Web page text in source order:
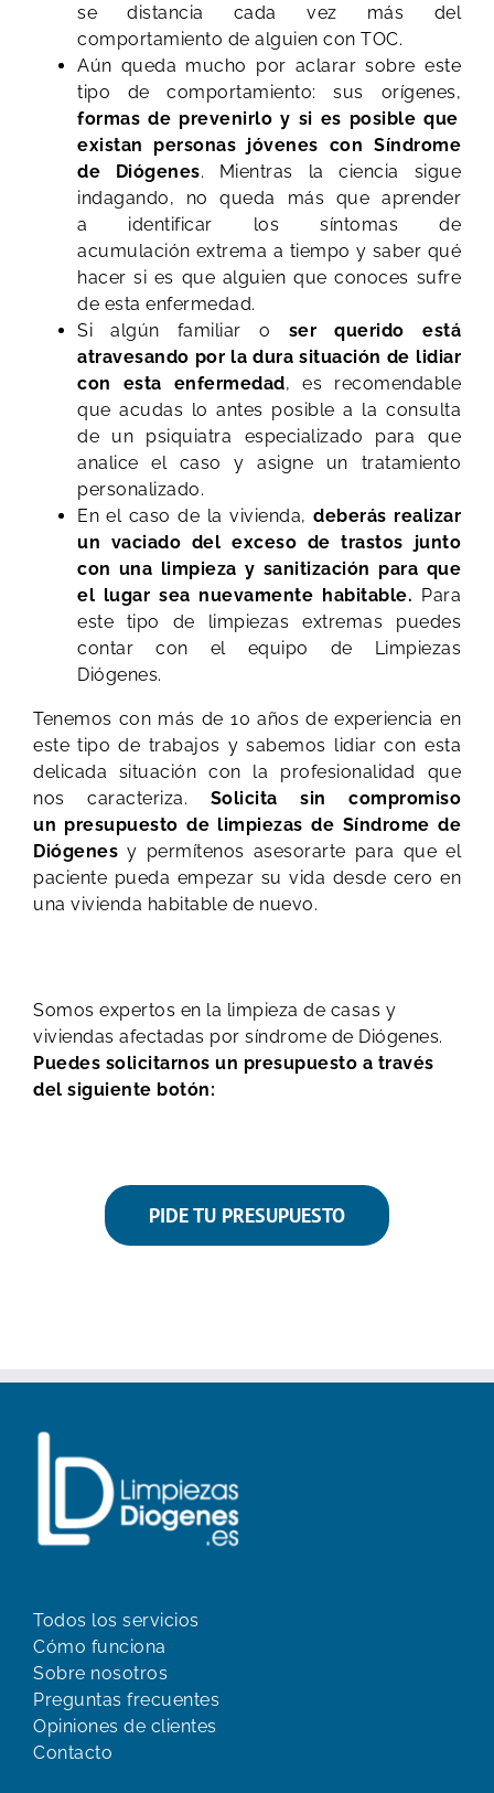
se distancia cada vez más del
comportamiento de alguien con TOC.
Aún queda mucho por aclarar sobre este
tipo de comportamiento: sus orígenes,
formas de prevenirlo y si es posible que
existan personas jóvenes con Síndrome
de Diógenes. Mientras la ciencia sigue
indagando, no queda más que aprender
a identificar los síntomas de
acumulación extrema a tiempo y saber qué
hacer si es que alguien que conoces sufre
de esta enfermedad.
Si algún familiar o ser querido está
atravesando por la dura situación de lidiar
con esta enfermedad, es recomendable
que acudas lo antes posible a la consulta
de un psiquiatra especializado para que
analice el caso y asigne un tratamiento
personalizado.
En el caso de la vivienda, deberás realizar
un vaciado del exceso de trastos junto
con una limpieza y sanitización para que
el lugar sea nuevamente habitable. Para
este tipo de limpiezas extremas puedes
contar con el equipo de Limpiezas
Diógenes.
Tenemos con más de 10 años de experiencia en
este tipo de trabajos y sabemos lidiar con esta
delicada situación con la profesionalidad que
nos caracteriza. Solicita sin compromiso
un presupuesto de limpiezas de Síndrome de
Diógenes y permítenos asesorarte para que el
paciente pueda empezar su vida desde cero en
una vivienda habitable de nuevo.
Somos expertos en la limpieza de casas y
viviendas afectadas por síndrome de Diógenes.
Puedes solicitarnos un presupuesto a través
del siguiente botón:
PIDE TU PRESUPUESTO
Todos los servicios
Cómo funciona
Sobre nosotros
Preguntas frecuentes
Opiniones de clientes
Contacto